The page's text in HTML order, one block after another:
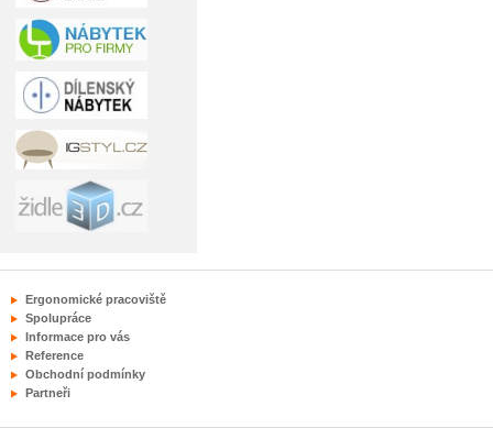
Ergonomické pracoviště
Spolupráce
Informace pro vás
Reference
Obchodní podmínky
Partneři